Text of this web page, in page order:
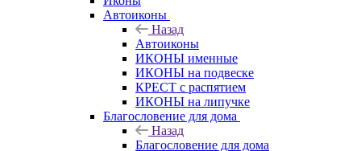
Автоиконы
Назад
Автоиконы
ИКОНЫ именные
ИКОНЫ на подвеске
КРЕСТ с распятием
ИКОНЫ на липучке
Благословение для дома
Назад
Благословение для дома